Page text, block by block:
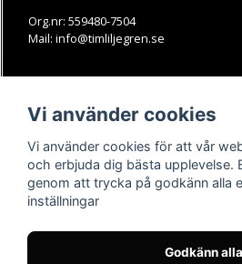
Org.nr: 559480-7504
Mail: info@timliljegren.se
Köpvillkor
Kontakt
Youtube-videos
Vi använder cookies
Vi använder cookies för att vår
och erbjuda dig bästa upplevelse.
genom att trycka på godkänn alla
inställningar
Godkänn alla